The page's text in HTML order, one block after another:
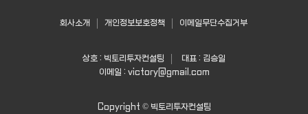
회사소개 개인정보보호정책 이메일무단수집거부
상호 : 빅토리투자컨설팅
대표 : 김승일
이메일 : victory@gmail.com
Copyright © 빅토리투자컨설팅